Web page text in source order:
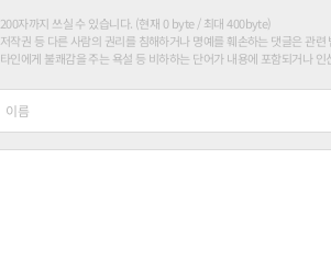
200자까지 쓰실 수 있습니다. (현재 0 byte / 최대 400byte)
저작권 등 다른 사람의 권리를 침해하거나 명예를 훼손하는 댓글은 관
타인에게 불쾌감을 주는 욕설 등 비하하는 단어가 내용에 포함되거나